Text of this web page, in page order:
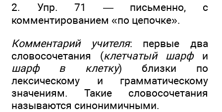
2. Упр. 71 — письменно, с
комментированием «по цепочке».
Комментарий учителя: первые два
словосочетания (клетчатый шарфи
шарф в клетку) близки по
лексическому и грамматическому
значениям. Такие словосочетания
называются синонимичными.